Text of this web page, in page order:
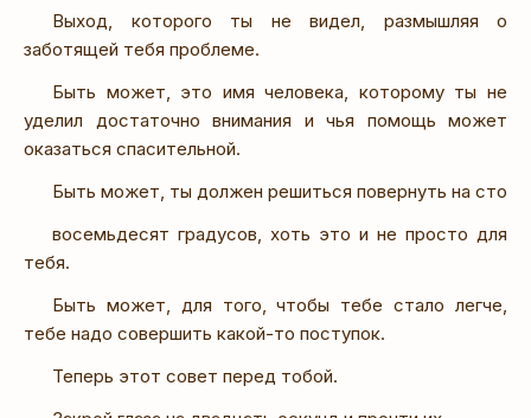
Выход, которого ты не видел, размышляя о
заботящей тебя проблеме.
Быть может, это имя человека, которому ты не
уделил достаточно внимания и чья помощь может
оказаться спасительной.
Быть может, ты должен решиться повернуть на сто
восемьдесят градусов, хоть это и не просто для
тебя.
Быть может, для того, чтобы тебе стало легче,
тебе надо совершить какой-то поступок.
Теперь этот совет перед тобой.